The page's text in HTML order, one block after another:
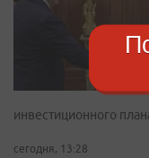
инвестиционного
сегодня, 13:28